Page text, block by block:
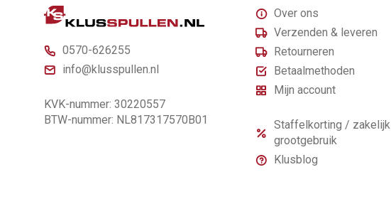
0570-626255
info@klusspullen.nl
KVK-nummer: 30220557
BTW-nummer: NL817317570B01
Over ons
Verzenden & leveren
Retourneren
Betaalmethoden
Mijn account
Staffelkorting / zakelijk
grootgebruik
Klusblog